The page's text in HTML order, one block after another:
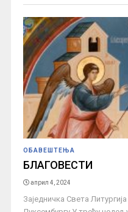
ОБАВЕШТЕЊА
БЛАГОВЕСТИ
април 4, 2024
Заједничка Света